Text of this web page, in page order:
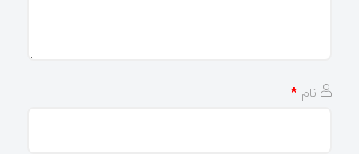
نام *